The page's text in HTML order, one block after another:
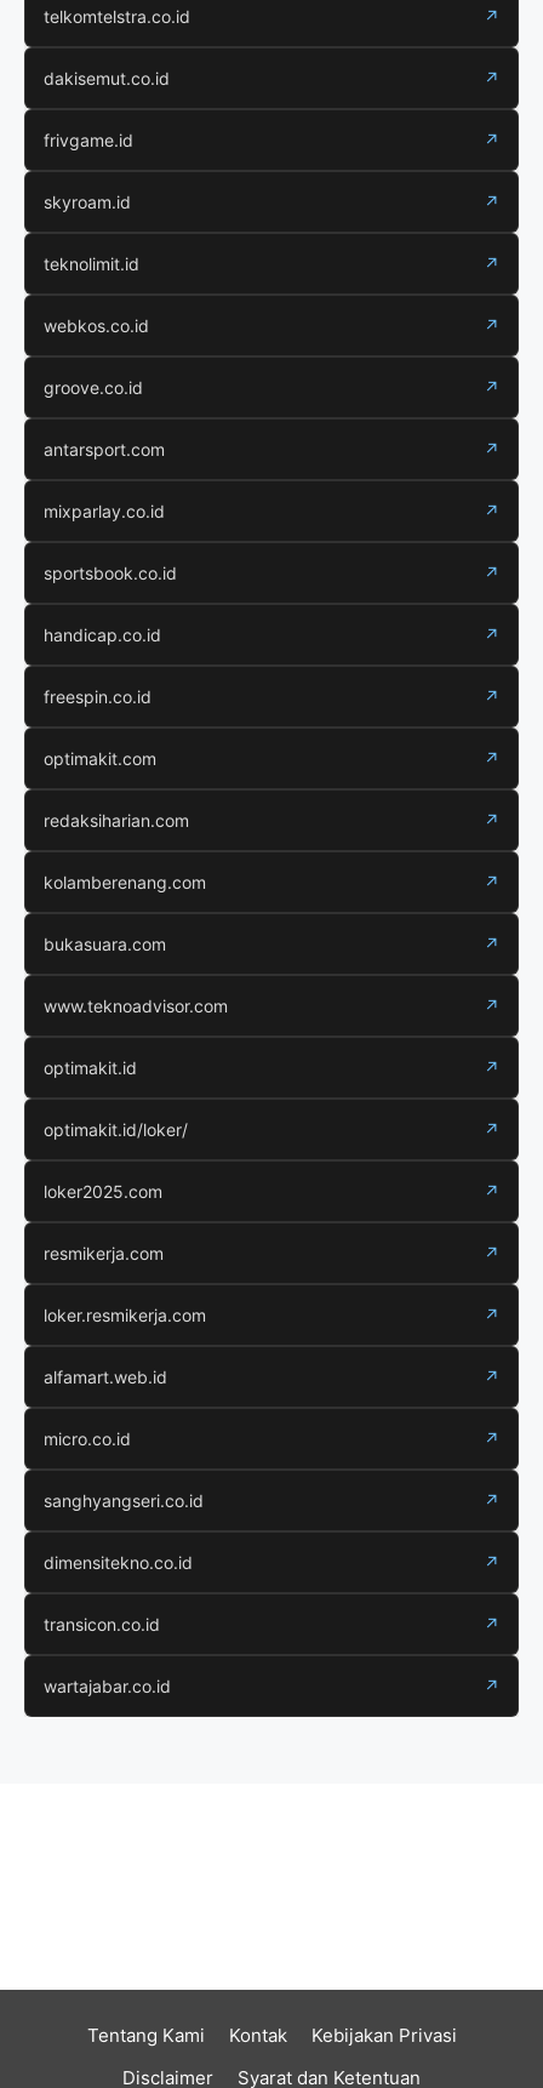
telkomtelstra.co.id ↗
dakisemut.co.id ↗
frivgame.id ↗
skyroam.id ↗
teknolimit.id ↗
webkos.co.id ↗
groove.co.id ↗
antarsport.com ↗
mixparlay.co.id ↗
sportsbook.co.id ↗
handicap.co.id ↗
freespin.co.id ↗
optimakit.com ↗
redaksiharian.com ↗
kolamberenang.com ↗
bukasuara.com ↗
www.teknoadvisor.com ↗
optimakit.id ↗
optimakit.id/loker/ ↗
loker2025.com ↗
resmikerja.com ↗
loker.resmikerja.com ↗
alfamart.web.id ↗
micro.co.id ↗
sanghyangseri.co.id ↗
dimensitekno.co.id ↗
transicon.co.id ↗
wartajabar.co.id ↗
Tentang Kami Kontak
Kebijakan Privasi
Disclaimer
Syarat dan Ketentuan